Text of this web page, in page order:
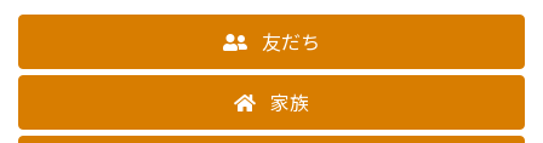
友だち
家族